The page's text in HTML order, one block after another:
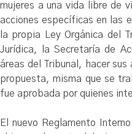
mujeres a una vida libre de
acciones específicas en las
la propia Ley Orgánica del
Jurídica, la Secretaría de
áreas del Tribunal, hacer sus
propuesta, misma que se
fue aprobada por quienes
El nuevo Reglamento